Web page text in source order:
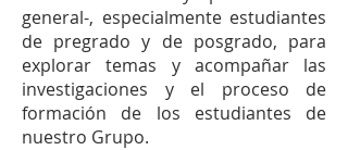
general-, especialmente estudiantes
de pregrado y de posgrado, para
explorar temas y acompañar las
investigaciones y el proceso de
formación de los estudiantes de
nuestro Grupo.